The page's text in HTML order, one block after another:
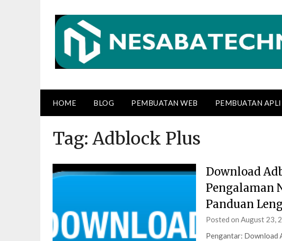
HOME BLOG PEMBUATAN WEB PEMBUATAN
Tag: Adblock Plus
Download
Pengalaman
Panduan
Posted on August 23,
Pengantar: Download